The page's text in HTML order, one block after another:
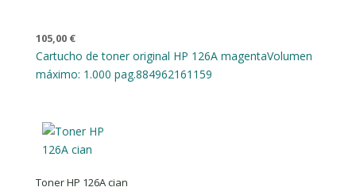
105,00 €
Cartucho de toner original HP 126A magentaVolumen
máximo: 1.000 pag.884962161159
Toner HP 126A cian